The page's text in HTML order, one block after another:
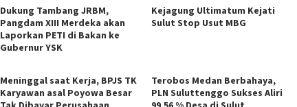
Dukung Tambang JRBM,
Pangdam XIII Merdeka akan
Laporkan PETI di Bakan ke
Gubernur YSK
Kejagung Ultimatum Kejati
Sulut Stop Usut MBG
Meninggal saat Kerja, BPJS TK
Karyawan asal Poyowa Besar
Terobos Medan Berbahaya,
PLN Suluttenggo Sukses Aliri